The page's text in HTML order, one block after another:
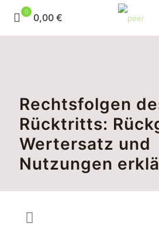
0 0,00 €
Rechtsfolgen
Rücktritts:
Wertersatz und
Nutzungen